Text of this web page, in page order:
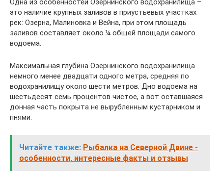
Одна из особенностей Озернинского водохранилища –
это наличие крупных заливов в приустьевых участках
рек: Озерна, Малиновка и Вейна, при этом площадь
заливов составляет около ¼ общей площади самого
водоема.
Максимальная глубина Озернинского водохранилища
немного менее двадцати одного метра, средняя по
водохранилищу около шести метров. Дно водоема на
шестьдесят семь процентов чистое, а вот оставшаяся
донная часть покрыта не вырубленным кустарником и
пнями.
Читайте также: Рыбалка на Северной Двине -
особенности, интересные факты и отзывы